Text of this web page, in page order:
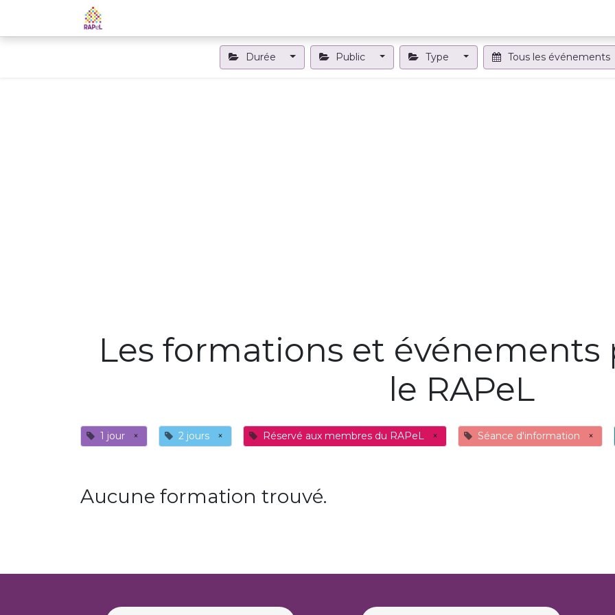
Durée Public Type Tous les événements
Les formations et événements
le RAPeL
1 jour × 2 jours × Réservé aux membres du RAPeL × Séance d'information ×
Aucune formation trouvé.